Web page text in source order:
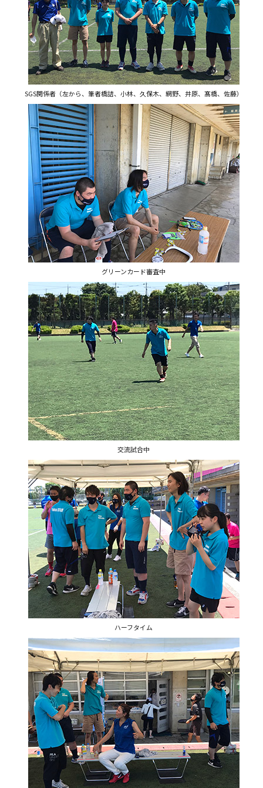
SGS関係者（左から、筆者橋詰、小林、久保木、網野、井原、髙橋、佐藤）
グリーンカード審査中
交流試合中
ハーフタイム